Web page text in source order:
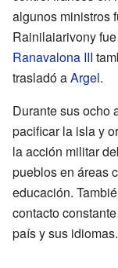
algunos ministros
Rainilaiarivony
Ranavalona III
trasladó aArgel.
Durante sus ocho
pacificar la isla y
la acción militar
pueblos en áreas
educación.
contacto
país y sus idiomas.